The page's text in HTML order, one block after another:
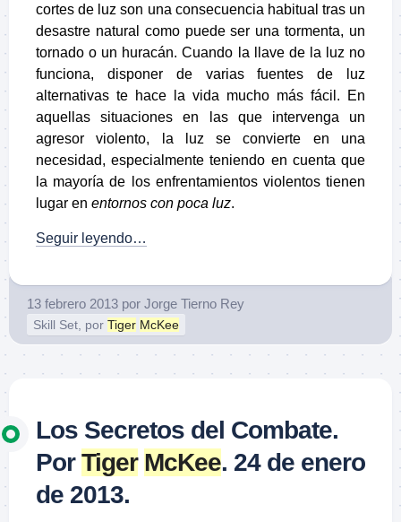
cortes de luz son una consecuencia habitual tras un
desastre natural como puede ser una tormenta, un
tornado o un huracán. Cuando la llave de la luz no
funciona, disponer de varias fuentes de luz
alternativas te hace la vida mucho más fácil. En
aquellas situaciones en las que intervenga un
agresor violento, la luz se convierte en una
necesidad, especialmente teniendo en cuenta que
la mayoría de los enfrentamientos violentos tienen
lugar en entornos con poca luz.
Seguir leyendo…
13 febrero 2013 por Jorge Tierno Rey
Skill Set, por Tiger McKee
Los Secretos del Combate.
PorTiger McKee. 24 de enero
de 2013.